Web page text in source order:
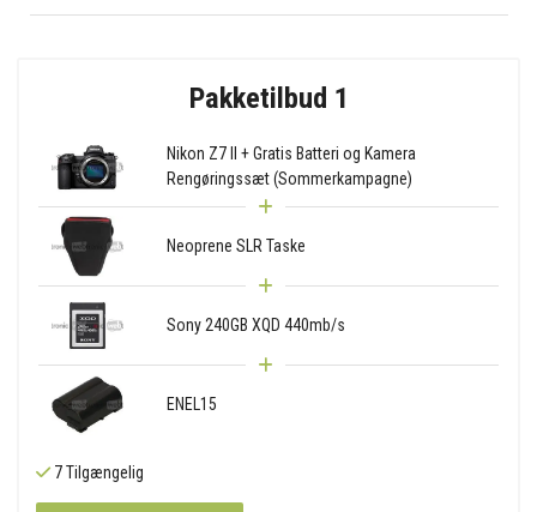
Pakketilbud 1
Nikon Z7 II + Gratis Batteri og Kamera
Rengøringssæt (Sommerkampagne)
Neoprene SLR Taske
Sony 240GB XQD 440mb/s
ENEL15
7 Tilgængelig